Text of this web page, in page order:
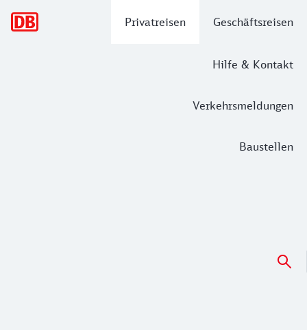
Privatreisen Geschäftsreisen
Hilfe & Kontakt
Verkehrsmeldungen
Baustellen